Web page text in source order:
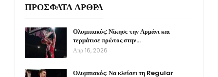
ΠΡΟΣΦΑΤΑ ΑΡΘΡΑ
Ολυμπιακός: Νίκησε την Αρμάνι και
τερμάτισε πρώτος στην…
Απρ 16, 2026
Ολυμπιακός: Να κλείσει τη Regular